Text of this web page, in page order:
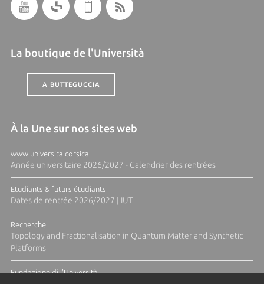
La boutique de l'Università
A BUTTEGUCCIA
À la Une sur nos sites web
www.universita.corsica
Année universitaire 2026/2027 - Calendrier des rentrées
Etudiants & futurs étudiants
Dates de rentrée 2026/2027 | IUT
Recherche
Topology and Fractionalisation in Quantum Matter and Synthetic
Platforms
Fundazione di l'Università